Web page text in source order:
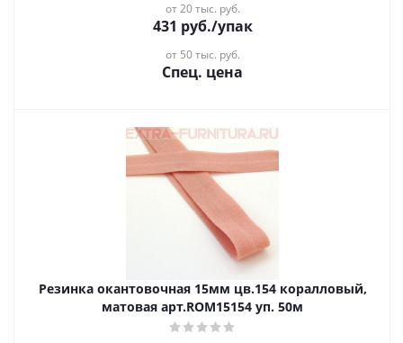
от 20 тыс. руб.
431 руб./упак
от 50 тыс. руб.
Спец. цена
Резинка окантовочная 15мм цв.154 коралловый,
матовая арт.ROM15154 уп. 50м